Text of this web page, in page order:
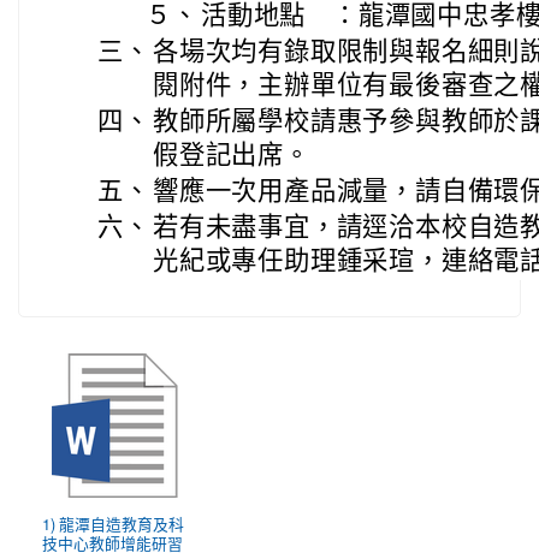
５、 活動地點 ：龍潭國中忠孝
三、 各場次均有錄取限制與報名細則
閱附件，主辦單位有最後審查之
四、 教師所屬學校請惠予參與教師於
假登記出席。
五、 響應一次用產品減量，請自備環
六、 若有未盡事宜，請逕洽本校自造
光紀或專任助理鍾采瑄，連絡電
1) 龍潭自造教育及科
技中心教師增能研習